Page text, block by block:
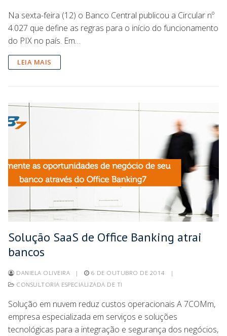
Na sexta-feira (12) o Banco Central publicou a Circular nº
4.027 que define as regras para o início do funcionamento
do PIX no país. Em…
LEIA MAIS
Solução SaaS de Office Banking atrai
bancos
DANIELA OLIVEIRA | 6 DE OUTUBRO DE 2014
|
CONSULTORIA ESPECIALIZADA DE TI
Solução em nuvem reduz custos operacionais A 7COMm,
empresa especializada em serviços e soluções
tecnológicas para a integração e segurança dos negócios,